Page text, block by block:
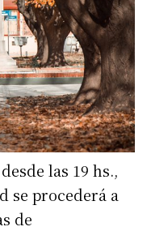
las 19 hs.,
se procederá a
de